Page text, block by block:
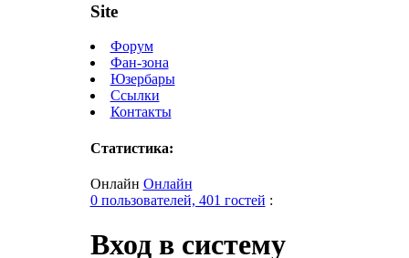
Site
Форум
Фан-зона
Юзербары
Ссылки
Контакты
Статистика:
Онлайн Онлайн
0 пользователей, 401 гостей :
Вход в систему